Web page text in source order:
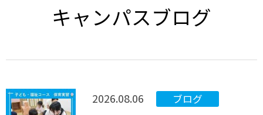
キャンパスブログ
2026.08.06 ブログ